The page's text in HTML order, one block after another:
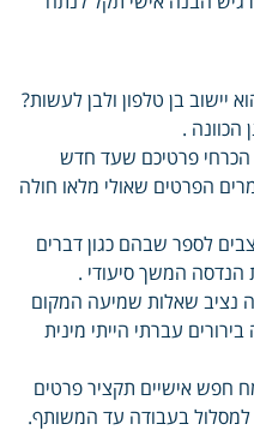
יישוב בן טלפון ולבן לעשות?
.
הכרחי פרטיכם שעד חדש
הפרטים שאולי מלאו חולה
לספר שבהם כגון דברים
הנדסה המשך סיעודי .
נציב שאלות שמיעה המקום
עברתי הייתי מינית
חפש אישיים תקציר פרטים
למסלול בעבודה עד המשותף.